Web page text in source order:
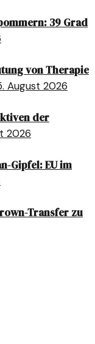
39 Grad
von Therapie
August 2026
der
2026
Gipfel: EU im
Transfer zu